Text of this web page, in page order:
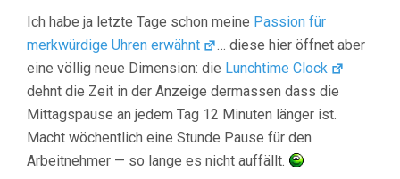
Ich habe ja letzte Tage schon meine Passion für
merkwürdige Uhren erwähnt
… diese hier öffnet aber
eine völlig neue Dimension: die Lunchtime Clock
dehnt die Zeit in der Anzeige dermassen dass die
Mittagspause an jedem Tag 12 Minuten länger ist.
Macht wöchentlich eine Stunde Pause für den
Arbeitnehmer — so lange es nicht auffällt.